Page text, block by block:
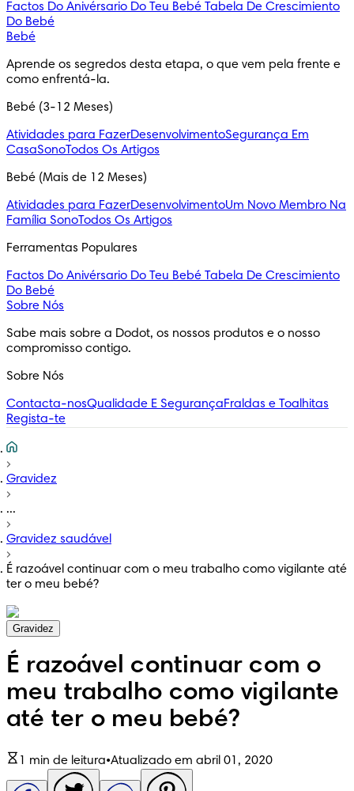
Factos Do Anivérsario Do Teu Bebé Tabela De Crescimiento
Do Bebé
Bebé
Aprende os segredos desta etapa, o que vem pela frente e
como enfrentá-la.
Bebé (3-12 Meses)
Atividades para FazerDesenvolvimentoSegurança Em
CasaSonoTodos Os Artigos
Bebé (Mais de 12 Meses)
Atividades para FazerDesenvolvimentoUm Novo Membro Na
Família SonoTodos Os Artigos
Ferramentas Populares
Factos Do Anivérsario Do Teu Bebé Tabela De Crescimiento
Do Bebé
Sobre Nós
Sabe mais sobre a Dodot, os nossos produtos e o nosso
compromisso contigo.
Sobre Nós
Contacta-nosQualidade E SegurançaFraldas e Toalhitas
Regista-te
Gravidez
...
Gravidez saudável
É razoável continuar com o meu trabalho como vigilante até
ter o meu bebé?
Gravidez
É razoável continuar com o
meu trabalho como vigilante
até ter o meu bebé?
1 min de leitura•Atualizado em abril 01, 2020